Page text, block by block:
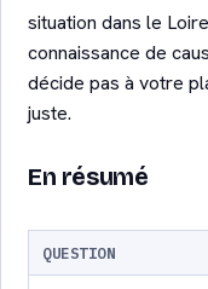
situation dans le
connaissance de
décide pas à votre
juste.
En résumé
QUESTION